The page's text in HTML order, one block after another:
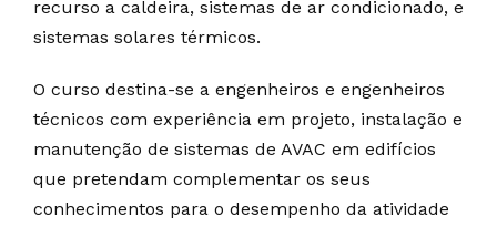
recurso a caldeira, sistemas de ar condicionado, e
sistemas solares térmicos.
O curso destina-se a engenheiros e engenheiros
técnicos com experiência em projeto, instalação e
manutenção de sistemas de AVAC em edifícios
que pretendam complementar os seus
conhecimentos para o desempenho da atividade